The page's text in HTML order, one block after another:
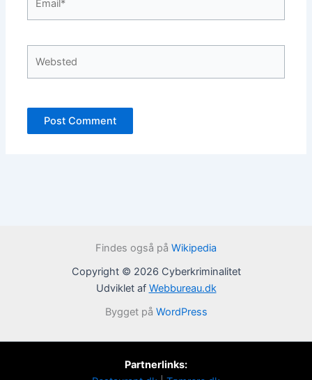
Findes også på Wikipedia
Copyright © 2026 Cyberkriminalitet
Udviklet af Webbureau.dk
Bygget på WordPress
Partnerlinks: